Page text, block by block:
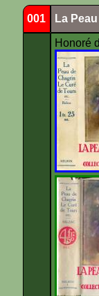
001 La
Honoré